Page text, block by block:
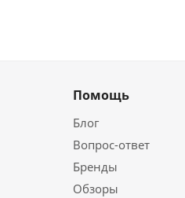
Помощь
Блог
Вопрос-ответ
Бренды
Обзоры